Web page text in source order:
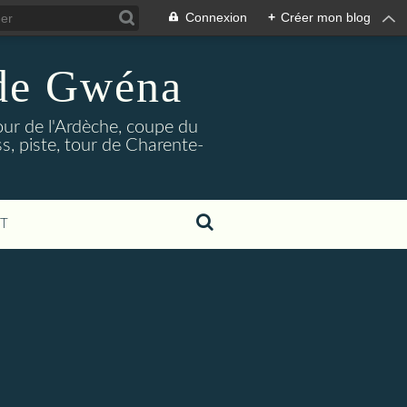
Connexion + Créer mon blog
Gwéna
de l'Ardèche, coupe du
piste, tour de Charente-